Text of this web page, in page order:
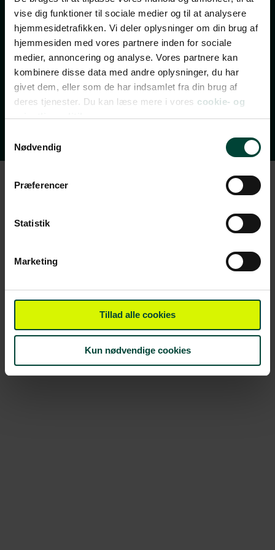
vise dig funktioner til sociale medier og til at analysere
hjemmesidetrafikken. Vi deler oplysninger om din brug af
hjemmesiden med vores partnere inden for sociale
medier, annoncering og analyse. Vores partnere kan
kombinere disse data med andre oplysninger, du har
givet dem, eller som de har indsamlet fra din brug af
deres tjenester. Du kan læse mere i vores cookie- og
privatlivspolitik.
Nødvendig
Præferencer
Statistik
Marketing
Tillad alle cookies
Kun nødvendige cookies
Bliv opdateret med de bedste tilbud, nye rejsemål,
invitationer til gratis rejseforedrag, rejsetips og
spændende indhold fra vores rejseblog.
Nyhedsbrevet udkommer 2-3 gange om ugen – og du
kan til enhver tid afmelde dig igen.
Vi ses i din indbakke!